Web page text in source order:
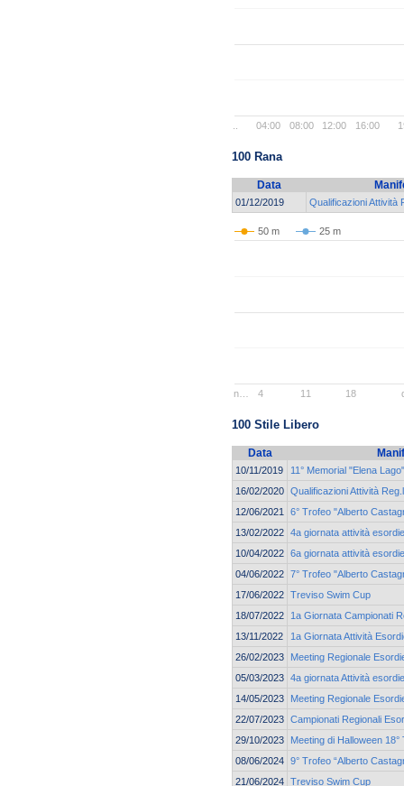
04:00 08:00 12:00 16:00
100 Rana
Data
01/12/2019 Qualificazioni Attività
50 m 25 m
n… 4 11 18
100 Stile Libero
Data
10/11/2019
11° Memorial "Elena Lago"
16/02/2020 Qualificazioni Attività
12/06/2021
6° Trofeo "Alberto
13/02/2022 4a giornata attività
10/04/2022 6a giornata attività
04/06/2022 7° Trofeo "Alberto
17/06/2022 Treviso Swim Cup
18/07/2022
1a Giornata Campionati
13/11/2022
1a Giornata Attività
26/02/2023
Meeting Regionale
05/03/2023 4a giornata Attività
14/05/2023
Meeting Regionale
22/07/2023 Campionati Regionali
29/10/2023
Meeting di Halloween
08/06/2024 9° Trofeo “Alberto
21/06/2024 Treviso Swim Cup